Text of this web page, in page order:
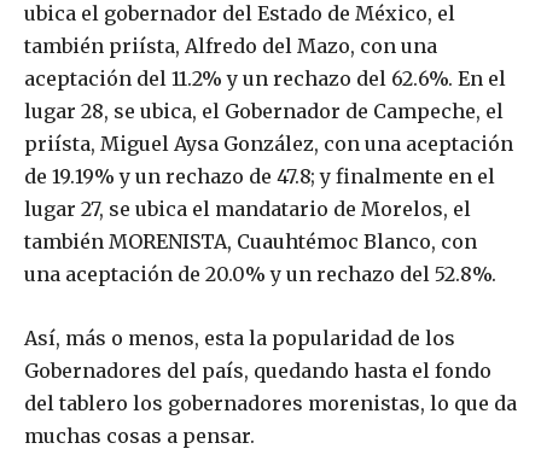
ubica el gobernador del Estado de México, el
también priísta, Alfredo del Mazo, con una
aceptación del 11.2% y un rechazo del 62.6%. En el
lugar 28, se ubica, el Gobernador de Campeche, el
priísta, Miguel Aysa González, con una aceptación
de 19.19% y un rechazo de 47.8; y finalmente en el
lugar 27, se ubica el mandatario de Morelos, el
también MORENISTA, Cuauhtémoc Blanco, con
una aceptación de 20.0% y un rechazo del 52.8%.
Así, más o menos, esta la popularidad de los
Gobernadores del país, quedando hasta el fondo
del tablero los gobernadores morenistas, lo que da
muchas cosas a pensar.